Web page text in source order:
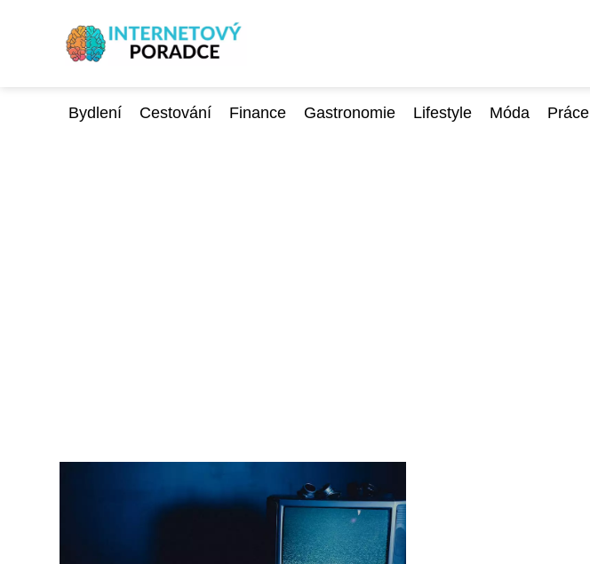
Bydlení Cestování Finance Gastronomie Lifestyle Móda Práce